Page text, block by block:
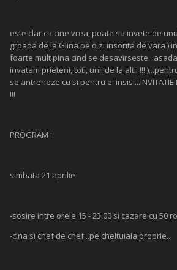
este clar ca cine vrea, poate sa invete de
groapa de la Glina pe o zi insorita de vara )
foarte mult pina cind se desavirseste...asadar,
invatam prieteni, toti, unii de la altii !!!
se antreneze cu si pentru ei insisi...INVITATIE
!!!
PROGRAM :
simbata 21 aprilie
-sosire intre orele 15 - 23.00 si cazare cu 50
-cina si chef de chef...pe cheltuiala proprie...